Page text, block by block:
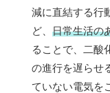
減に直結する行
ど、 日常生活の
ることで、二酸
の進行を遅らせ
ていない電気を